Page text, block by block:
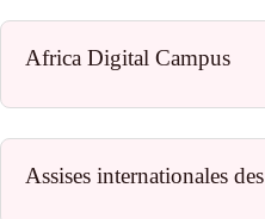
Africa Digital Campus
Assises internationales